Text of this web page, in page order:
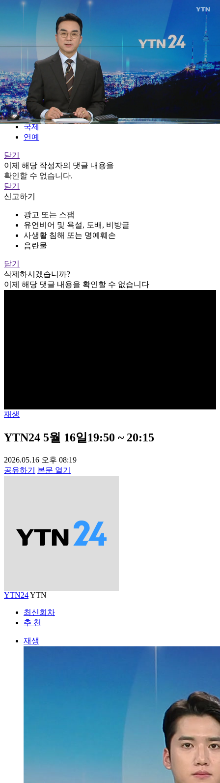
전체메뉴
YTN
TV프로그램
홈
정치
경제
사회
국제
연예
닫기
이제 해당 작성자의 댓글 내용을
확인할 수 없습니다.
닫기
신고하기
광고 또는 스팸
유언비어 및 욕설, 도배, 비방글
사생활 침해 또는 명예훼손
음란물
닫기
삭제하시겠습니까?
이제 해당 댓글 내용을 확인할 수 없습니다
재생
YTN24 5월 16일19:50 ~ 20:15
2026.05.16 오후 08:19
공유하기
본문 열기
YTN24YTN
최신회차
추 천
재생